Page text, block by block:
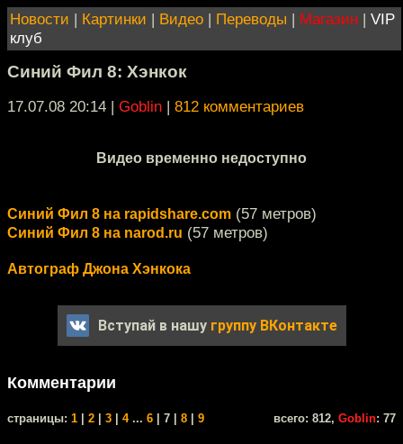
Новости | Картинки | Видео | Переводы | Магазин | VIP
клуб
Синий Фил 8: Хэнкок
17.07.08 20:14 | Goblin | 812 комментариев
Видео временно недоступно
Синий Фил 8 на rapidshare.com (57 метров)
Синий Фил 8 на narod.ru (57 метров)
Автограф Джона Хэнкока
Вступай в нашу группу ВКонтакте
Комментарии
cтраницы: 1 2 3 4... 6 | 7 | 8 9 всего: 812, Goblin: 77